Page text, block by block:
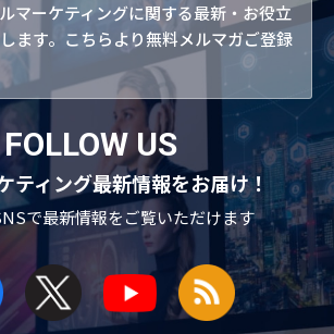
マーケティングに関する最新・お役立
ます。こちらより無料メルマガご登録
FOLLOW US
ティング最新情報をお届け！
で最新情報をご覧いただけます